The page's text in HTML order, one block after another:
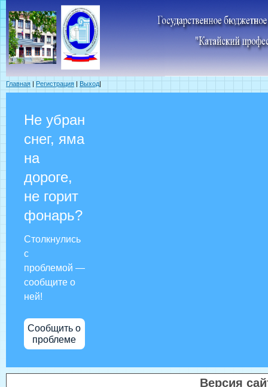
Главная | Регистрация | Выход|
Не убран
снег, яма
на
дороге,
не горит
фонарь?
Столкнулись
с
проблемой —
сообщите о
ней!
Сообщить о
проблеме
Версия